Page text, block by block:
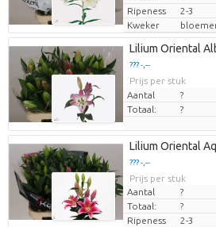
Ripeness
2-3
Kweker
Lilium Oriental
??? -,--
Prijs per stuk
Aantal
?
Totaal:
?
Lilium Oriental
??? -,--
Prijs per stuk
Aantal
?
Totaal:
?
Ripeness
2-3